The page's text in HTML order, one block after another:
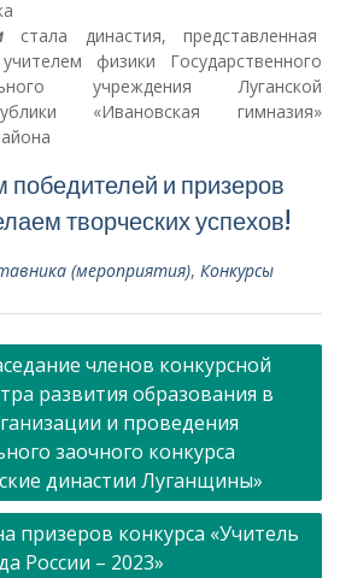
стала династия, представленная
физики Государственного
учреждения Луганской
«Ивановская гимназия»
и призеров
творческих успехов!
(мероприятия), Конкурсы
членов конкурсной
развития образования в
и проведения
заочного конкурса
династии Луганщины»
призеров конкурса «Учитель
России – 2023»